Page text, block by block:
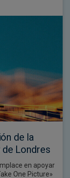
de la
Londres
en apoyar
One Picture»